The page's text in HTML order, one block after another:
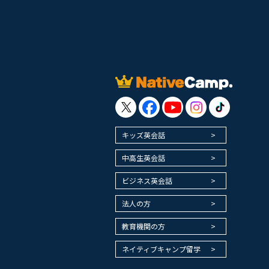
キッズ英会話
中高生英会話
ビジネス英会話
法人の方
教育機関の方
ネイティブキャンプ留学